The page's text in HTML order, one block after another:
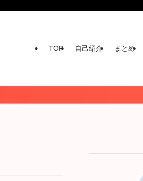
TOP 自己紹介 まとめ